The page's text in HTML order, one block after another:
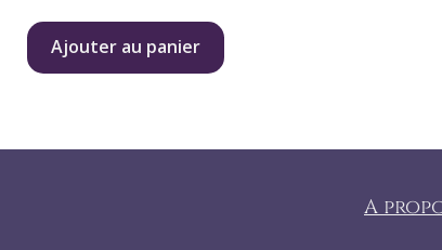
Ajouter au panier
A